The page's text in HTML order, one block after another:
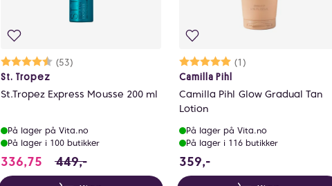
Karakter:
(53)
4.5 av 5 mulige
St. Tropez
St.Tropez Express Mousse 200 ml
På lager på Vita.no
På lager i 100 butikker
336,75 336.75 i stedet for 449 NOK, du sparer 112.25 NOK
449,-
Karakter:
(1)
5.0 av 5 mulige
Camilla Pihl
Camilla Pihl Glow Gradual Tan
Lotion
På lager på Vita.no
På lager i 116 butikker
359,-359 NOK